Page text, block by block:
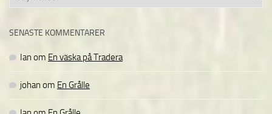
SENASTE KOMMENTARER
Ian om En väska på Tradera
johan om En Grålle